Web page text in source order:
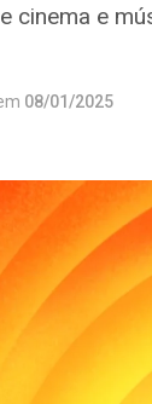
cinema e
08/01/2025